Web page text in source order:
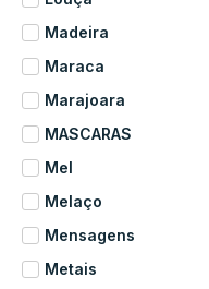
Madeira
Maraca
Marajoara
MASCARAS
Mel
Melaço
Mensagens
Metais